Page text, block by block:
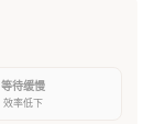
等待缓慢
效率低下